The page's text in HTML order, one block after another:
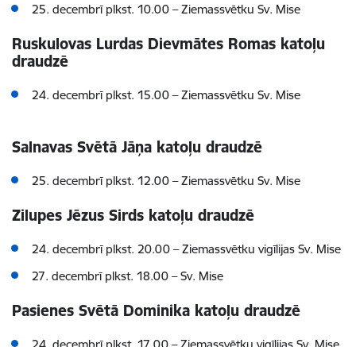
25. decembrī plkst. 10.00 –Ziemassvētku Sv. Mise
Ruskulovas Lurdas Dievmātes Romas katoļu
draudzē
24. decembrī plkst. 15.00 –Ziemassvētku Sv. Mise
Salnavas Svētā Jāņa katoļu draudzē
25. decembrī plkst. 12.00 –Ziemassvētku Sv. Mise
Zilupes Jēzus Sirds katoļu draudzē
24. decembrī plkst. 20.00 –Ziemassvētku vigīlijas Sv. Mise
27. decembrī plkst. 18.00 – Sv. Mise
Pasienes Svētā Dominika katoļu draudzē
24. decembrī plkst. 17.00 –Ziemassvētku vigīlijas Sv. Mise